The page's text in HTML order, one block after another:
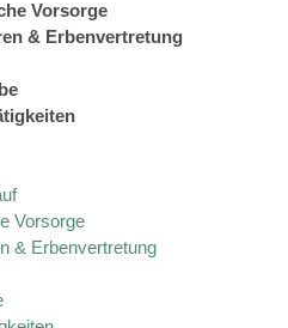
Vorsorge
& Erbenvertretung
Vorsorge
& Erbenvertretung